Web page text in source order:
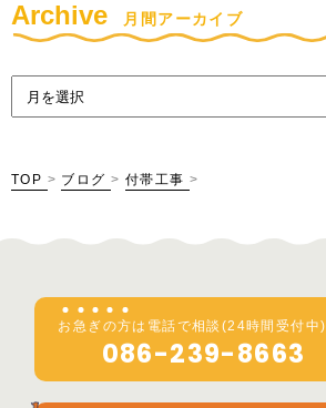
Archive 月間アーカイブ
TOP > ブログ > 付帯工事 >
お 急 ぎの方は電話で相談(24時間受付中)
086-239-8663